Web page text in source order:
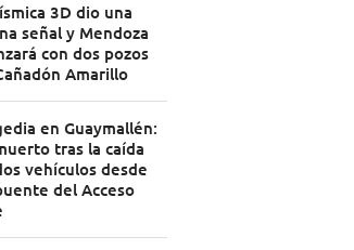
3D dio una
señal y Mendoza
con dos pozos
Amarillo
en Guaymallén:
tras la caída
vehículos desde
del Acceso